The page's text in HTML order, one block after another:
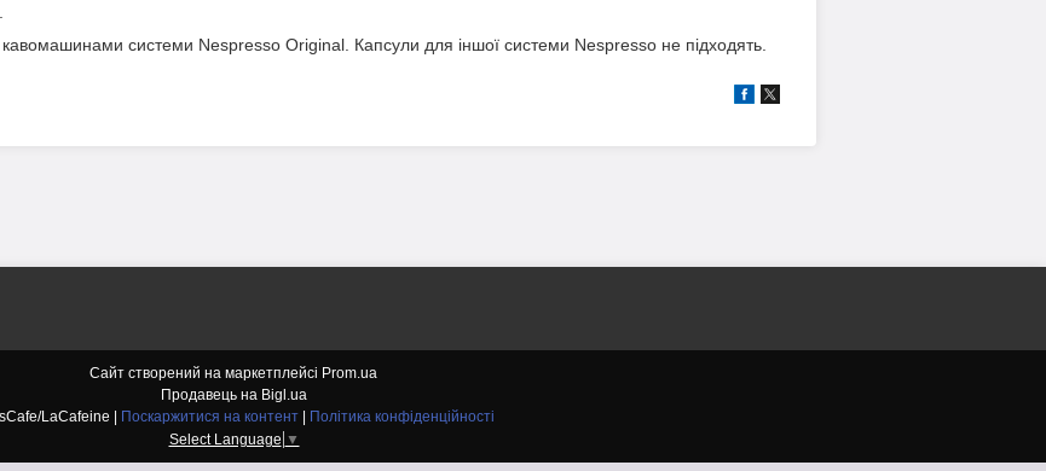
системи Nespresso Original. Капсули для іншої системи Nespresso не підходять.
Сайт створений на маркетплейсі Prom.ua
Продавець на Bigl.ua
NessCafe/LaCafeine | Поскаржитися на контент | Політика конфіденційності
Select Language ▼